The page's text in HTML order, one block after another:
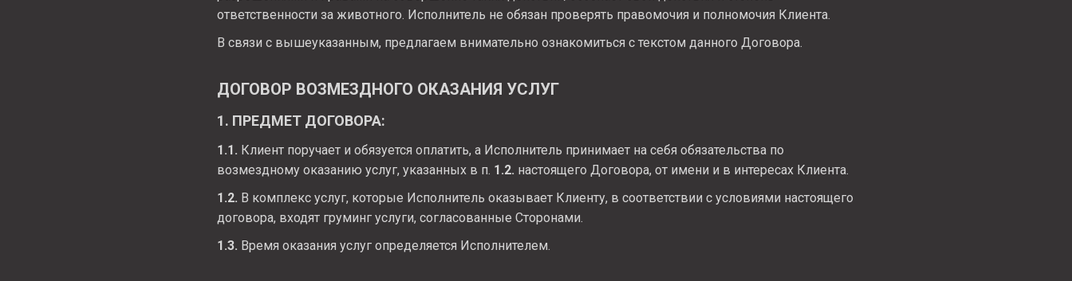
ответственности за животного. Исполнитель не обязан проверять правомочия и полномочия Клиента.
В связи с вышеуказанным, предлагаем внимательно ознакомиться с текстом данного Договора.
ДОГОВОР ВОЗМЕЗДНОГО ОКАЗАНИЯ УСЛУГ
1. ПРЕДМЕТ ДОГОВОРА:
1.1. Клиент поручает и обязуется оплатить, а Исполнитель принимает на себя обязательства по
возмездному оказанию услуг, указанных в п. 1.2. настоящего Договора, от имени и в интересах Клиента.
1.2. В комплекс услуг, которые Исполнитель оказывает Клиенту, в соответствии с условиями настоящего
договора, входят груминг услуги, согласованные Сторонами.
1.3. Время оказания услуг определяется Исполнителем.